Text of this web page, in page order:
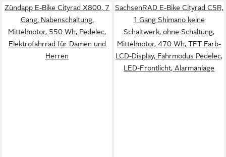
Zündapp E-Bike Cityrad X800, 7
Gang, Nabenschaltung,
Mittelmotor, 550 Wh, Pedelec,
Elektrofahrrad für Damen und
Herren
SachsenRAD E-Bike Cityrad C5R,
1 Gang Shimano keine
Schaltwerk, ohne Schaltung,
Mittelmotor, 470 Wh, TFT Farb-
LCD-Display, Fahrmodus Pedelec,
LED-Frontlicht, Alarmanlage